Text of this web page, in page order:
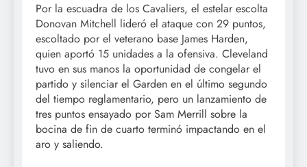
Por la escuadra de los Cavaliers, el estelar escolta
Donovan Mitchell lideró el ataque con 29 puntos,
escoltado por el veterano base James Harden,
quien aportó 15 unidades a la ofensiva. Cleveland
tuvo en sus manos la oportunidad de congelar el
partido y silenciar el Garden en el último segundo
del tiempo reglamentario, pero un lanzamiento de
tres puntos ensayado por Sam Merrill sobre la
bocina de fin de cuarto terminó impactando en el
aro y saliendo.